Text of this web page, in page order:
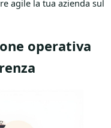
agile la tua azienda sul
operativa